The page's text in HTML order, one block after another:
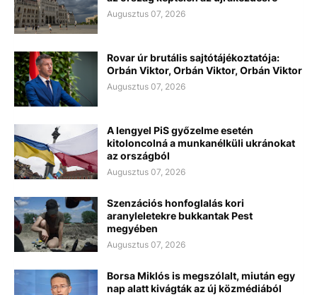
Augusztus 07, 2026
Rovar úr brutális sajtótájékoztatója:
Orbán Viktor, Orbán Viktor, Orbán Viktor
Augusztus 07, 2026
A lengyel PiS győzelme esetén
kitoloncolná a munkanélküli ukránokat
az országból
Augusztus 07, 2026
Szenzációs honfoglalás kori
aranyleletekre bukkantak Pest
megyében
Augusztus 07, 2026
Borsa Miklós is megszólalt, miután egy
nap alatt kivágták az új közmédiából